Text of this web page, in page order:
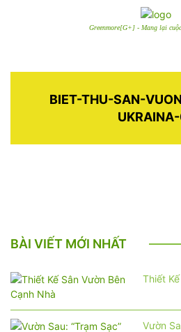
Greenmore[G+] - Mang lại
BIET-THU-SAN-
BÀI VIẾT MỚI NHẤT
Thiết
Vườn